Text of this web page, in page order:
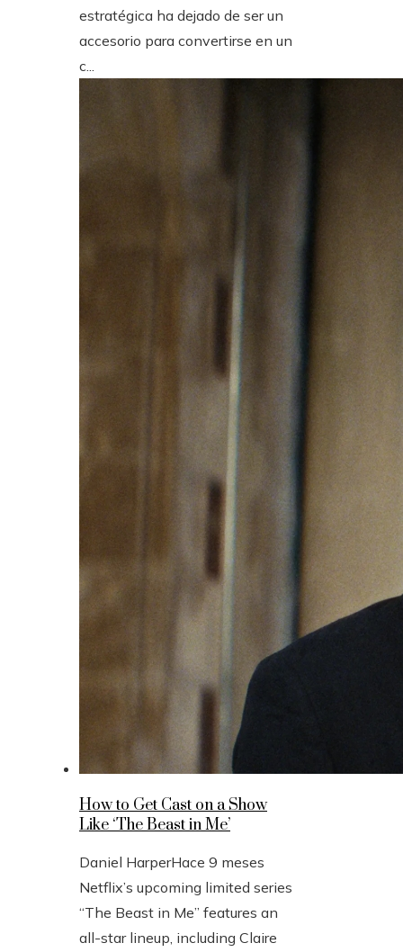
estratégica ha dejado de ser un
accesorio para convertirse en un
c...
How to Get Cast on a Show
Like ‘The Beast in Me’
Daniel HarperHace 9 meses
Netflix’s upcoming limited series
“The Beast in Me” features an
all-star lineup, including Claire